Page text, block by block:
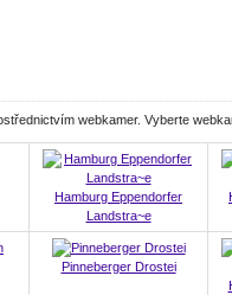
webkamer. Vyberte
Hamburg Eppendorfer
Landstra~e
Pinneberger Drostei